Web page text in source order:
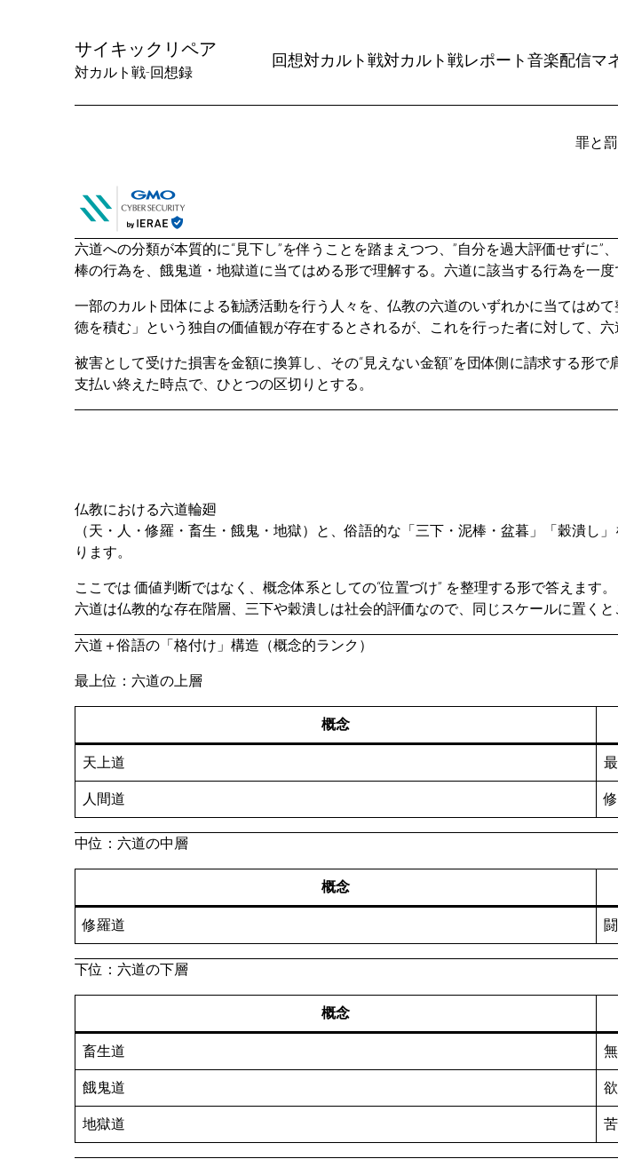
サイキックリペア
対カルト戦-回想録
回想対カルト戦対カルト戦レポート音楽配信マ
罪と罰
六道への分類が本質的に“見下し”を伴うことを踏まえつつ、”自分を過大評価せずに
棒の行為を、餓鬼道・地獄道に当てはめる形で理解する。六道に該当する行為を一
一部のカルト団体による勧誘活動を行う人々を、仏教の六道のいずれかに当てはめ
徳を積む」という独自の価値観が存在するとされるが、これを行った者に対して、
被害として受けた損害を金額に換算し、その“見えない金額”を団体側に請求する形
支払い終えた時点で、ひとつの区切りとする。
仏教における六道輪廻
（天・人・修羅・畜生・餓鬼・地獄）と、俗語的な「三下・泥棒・盆暮」「穀潰し
ります。
ここでは 価値判断ではなく、概念体系としての“位置づけ” を整理する形で答えます。
六道は仏教的な存在階層、三下や穀潰しは社会的評価なので、同じスケールに置くと
六道＋俗語の「格付け」構造（概念的ランク）
最上位：六道の上層
概念
天上道
人間道
中位：六道の中層
概念
修羅道
下位：六道の下層
概念
畜生道
餓鬼道
地獄道